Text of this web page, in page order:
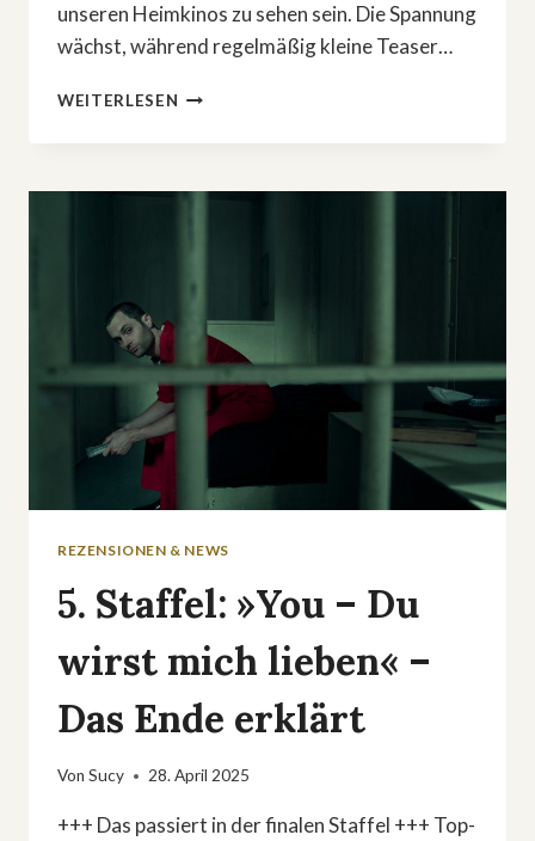
unseren Heimkinos zu sehen sein. Die Spannung
wächst, während regelmäßig kleine Teaser…
WEITERLESEN »ALIEN:
–
DUNKLE
FRANCHISES
REZENSIONEN & NEWS
5. Staffel: »You – Du
wirst mich lieben« –
Das Ende erklärt
Von Sucy 28. April 2025
+++ Das passiert in der finalen Staffel +++ Top-